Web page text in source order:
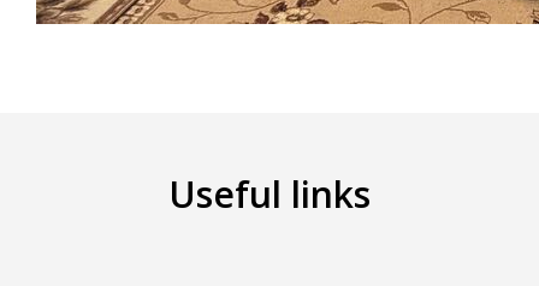
Useful links